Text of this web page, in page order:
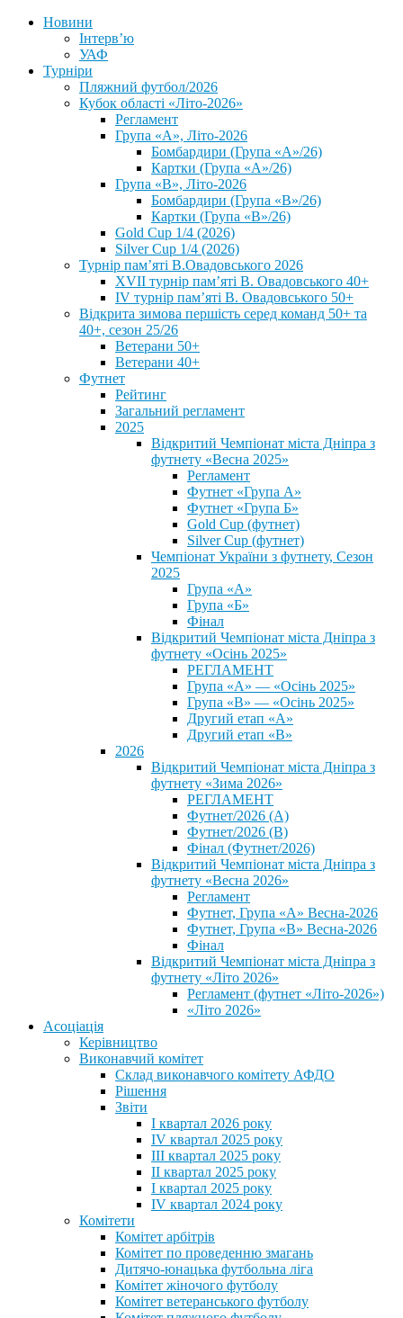
Новини
Інтерв’ю
УАФ
Турніри
Пляжний футбол/2026
Кубок області «Літо-2026»
Регламент
Група «А», Літо-2026
Бомбардири (Група «А»/26)
Картки (Група «А»/26)
Група «В», Літо-2026
Бомбардири (Група «В»/26)
Картки (Група «В»/26)
Gold Cup 1/4 (2026)
Silver Cup 1/4 (2026)
Турнір пам’яті В.Овадовського 2026
XVII турнір пам’яті В. Овадовського 40+
IV турнір пам’яті В. Овадовського 50+
Відкрита зимова першість серед команд 50+ та
40+, сезон 25/26
Ветерани 50+
Ветерани 40+
Футнет
Рейтинг
Загальний регламент
2025
Відкритий Чемпіонат міста Дніпра з
футнету «Весна 2025»
Регламент
Футнет «Група А»
Футнет «Група Б»
Gold Cup (футнет)
Silver Cup (футнет)
Чемпіонат України з футнету, Сезон
2025
Група «А»
Група «Б»
Фінал
Відкритий Чемпіонат міста Дніпра з
футнету «Осінь 2025»
РЕГЛАМЕНТ
Група «А» — «Осінь 2025»
Група «В» — «Осінь 2025»
Другий етап «А»
Другий етап «В»
2026
Відкритий Чемпіонат міста Дніпра з
футнету «Зима 2026»
РЕГЛАМЕНТ
Футнет/2026 (А)
Футнет/2026 (В)
Фінал (Футнет/2026)
Відкритий Чемпіонат міста Дніпра з
футнету «Весна 2026»
Регламент
Футнет, Група «А» Весна-2026
Футнет, Група «В» Весна-2026
Фінал
Відкритий Чемпіонат міста Дніпра з
футнету «Літо 2026»
Регламент (футнет «Літо-2026»)
«Літо 2026»
Асоціація
Керівництво
Виконавчий комітет
Склад виконавчого комітету АФДО
Рішення
Звіти
I квартал 2026 року
IV квартал 2025 року
III квартал 2025 року
II квартал 2025 року
I квартал 2025 року
IV квартал 2024 року
Комітети
Комітет арбітрів
Комітет по проведенню змагань
Дитячо-юнацька футбольна ліга
Комітет жіночого футболу
Комітет ветеранського футболу